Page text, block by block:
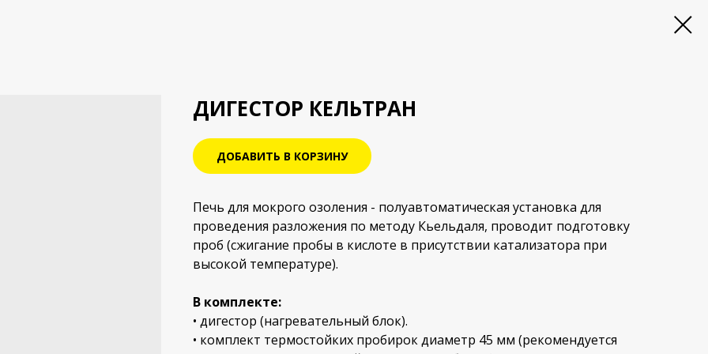
ДИГЕСТОР КЕЛЬТРАН
ДОБАВИТЬ В КОРЗИНУ
Печь для мокрого озоления - полуавтоматическая установка для
проведения разложения по методу Кьельдаля, проводит подготовку
проб (сжигание пробы в кислоте в присутствии катализатора при
высокой температуре).
В комплекте:
• дигестор (нагревательный блок).
• комплект термостойких пробирок диаметр 45 мм (рекомендуется